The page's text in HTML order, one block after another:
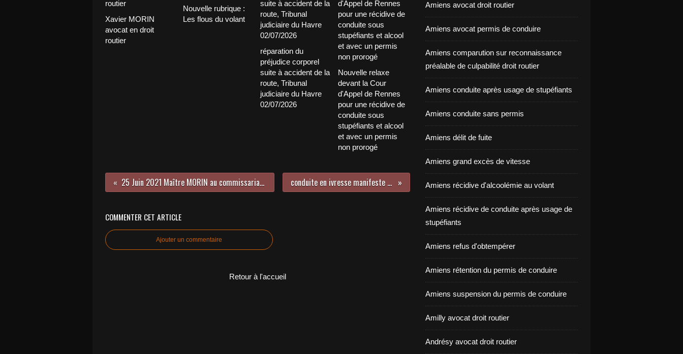
Xavier MORIN
avocat en droit
routier
Nouvelle rubrique :
Les flous du volant
réparation du
préjudice corporel
suite à accident de la
route, Tribunal
judiciaire du Havre
02/07/2026
Nouvelle relaxe
devant la Cour
d'Appel de Rennes
pour une récidive de
conduite sous
stupéfiants et alcool
et avec un permis
non prorogé
25 Juin 2021 Maître MORIN au commissariat de Police d'Argenteuil conduite en ivresse manifeste Béthune 25.06.21
COMMENTER CET ARTICLE
Ajouter un commentaire
Retour à l'accueil
Amiens avocat droit routier
Amiens avocat permis de conduire
Amiens comparution sur reconnaissance
préalable de culpabilité droit routier
Amiens conduite après usage de stupéfiants
Amiens conduite sans permis
Amiens délit de fuite
Amiens grand excès de vitesse
Amiens récidive d'alcoolémie au volant
Amiens récidive de conduite après usage de
stupéfiants
Amiens refus d'obtempérer
Amiens rétention du permis de conduire
Amiens suspension du permis de conduire
Amilly avocat droit routier
Andrésy avocat droit routier